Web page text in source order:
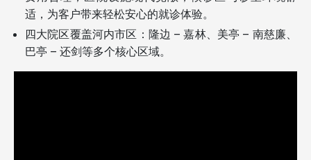
适，为客户带来轻松安心的就诊体验。
四大院区覆盖河内市区：隆边 – 嘉林、美亭 – 南慈廉、
巴亭 – 还剑等多个核心区域。